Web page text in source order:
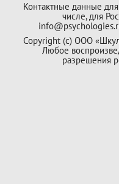
Контактные данные
числе, для
Copyright (с) ООО
Любое
разрешения